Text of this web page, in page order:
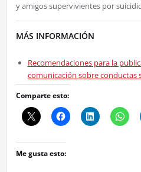
y amigos supervivientes por
MÁS INFORMACIÓN
Recomendaciones para la
comunicación sobre conductas
Comparte esto:
Me gusta esto: